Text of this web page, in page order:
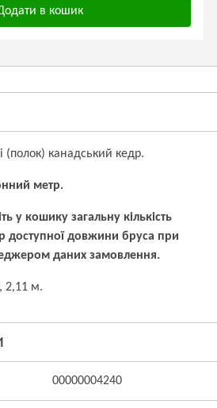
в кошик
(полок) канадський кедр.
метр.
у кошику загальну кількість
доступної довжини бруса при
даних замовлення.
2,11 м.
00000004240